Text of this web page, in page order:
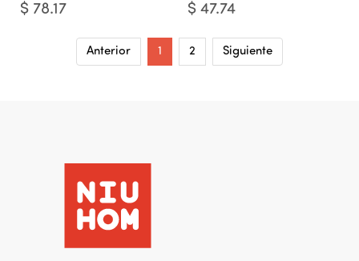
$ 78.17 $ 47.74
Anterior 1 2 Siguiente